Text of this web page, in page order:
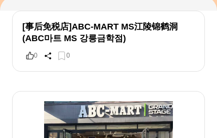
[事后免税店]ABC-MART MS江陵锦鹤洞
(ABC마트 MS 강릉금학점)
0 0